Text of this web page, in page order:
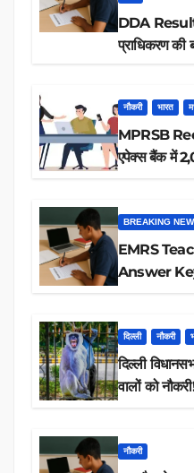
DDA Result
प्राधिकरण की
नौकरी भारत
MPRSB
एपेक्स बैंक में
BREAKING
EMRS
Answer
दिल्ली नौकरी
दिल्ली
वालों
नौकरी